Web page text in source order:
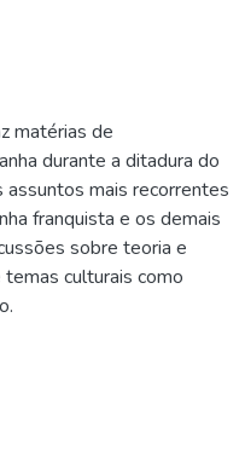
matérias de
durante a ditadura do
assuntos mais recorrentes
franquista e os demais
sobre teoria e
culturais como